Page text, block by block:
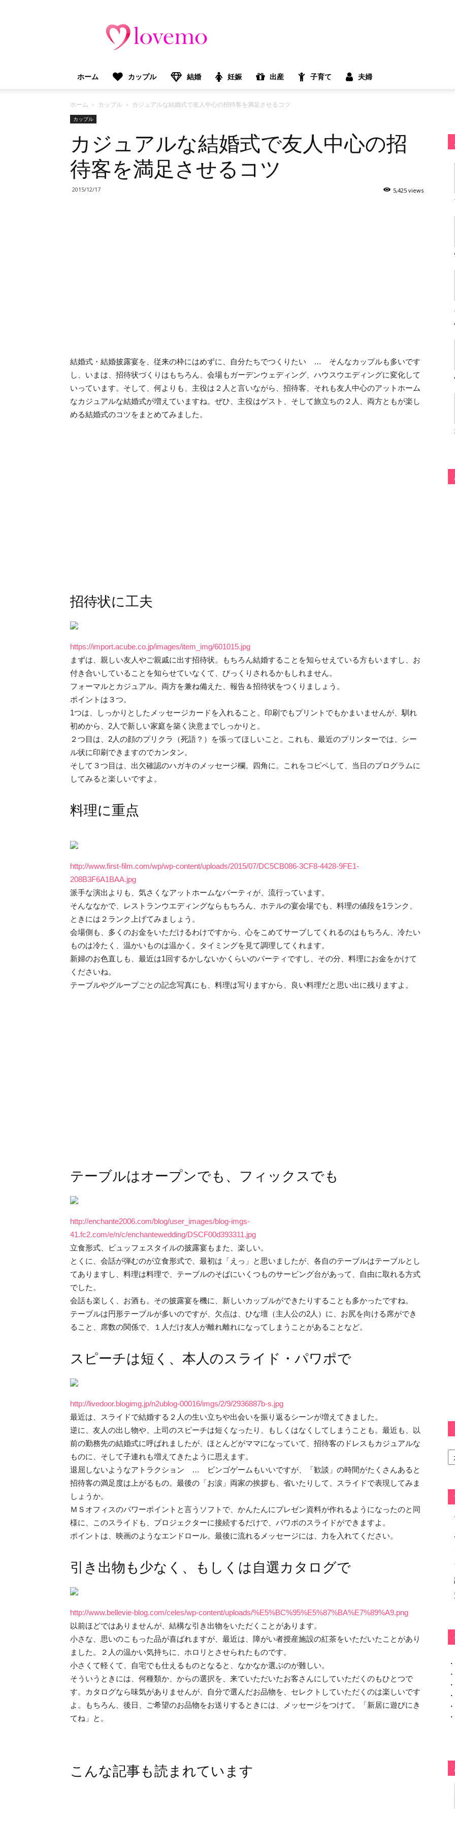
モ）：
プ
マ
マ
向
け
情
報
メ
デ
ィ
ホーム カップル 結婚 妊娠 出産 子育て 夫婦
ホーム カップル カジュアルな結婚式で友人中心の招待客を満足させるコツ
カップル
カジュアルな結婚式で友人中心の招
待客を満足させるコツ
2015/12/17 5,425 views
結婚式・結婚披露宴を、従来の枠にはめずに、自分たちでつくりたい … そんなカップルも多いです
し、いまは、招待状づくりはもちろん、会場もガーデンウェディング、ハウスウエディングに変化して
いっています。そして、何よりも、主役は２人と言いながら、招待客、それも友人中心のアットホーム
なカジュアルな結婚式が増えていますね。ぜひ、主役はゲスト、そして旅立ちの２人、両方ともが楽し
める結婚式のコツをまとめてみました。
招待状に工夫
https://import.acube.co.jp/images/item_img/601015.jpg
まずは、親しい友人やご親戚に出す招待状。もちろん結婚することを知らせえている方もいますし、お
付き合いしていることを知らせていなくて、びっくりされるかもしれません。
フォーマルとカジュアル。両方を兼ね備えた、報告＆招待状をつくりましょう。
ポイントは３つ。
1つは、しっかりとしたメッセージカードを入れること。印刷でもプリントでもかまいませんが、馴れ
初めから、2人で新しい家庭を築く決意までしっかりと。
２つ目は、2人の顔のプリクラ（死語？）を張ってほしいこと。これも、最近のプリンターでは、シー
ル状に印刷できますのでカンタン。
そして３つ目は、出欠確認のハガキのメッセージ欄。四角に。これをコピペして、当日のプログラムに
してみると楽しいですよ。
料理に重点
http://www.first-film.com/wp/wp-content/uploads/2015/07/DC5CB086-3CF8-4428-9FE1-
208B3F6A1BAA.jpg
派手な演出よりも、気さくなアットホームなパーティが、流行っています。
そんななかで、レストランウエディングならもちろん、ホテルの宴会場でも、料理の値段を1ランク、
ときには２ランク上げてみましょう。
会場側も、多くのお金をいただけるわけですから、心をこめてサーブしてくれるのはもちろん、冷たい
ものは冷たく、温かいものは温かく。タイミングを見て調理してくれます。
新婦のお色直しも、最近は1回するかしないかくらいのパーティですし、その分、料理にお金をかけて
くださいね。
テーブルやグループごとの記念写真にも、料理は写りますから、良い料理だと思い出に残りますよ。
テーブルはオープンでも、フィックスでも
http://enchante2006.com/blog/user_images/blog-imgs-
41.fc2.com/e/n/c/enchantewedding/DSCF00d393311.jpg
立食形式、ビュッフェスタイルの披露宴もまた、楽しい。
とくに、会話が弾むのが立食形式で、最初は「えっ」と思いましたが、各自のテーブルはテーブルとし
てありますし、料理は料理で、テーブルのそばにいくつものサービング台があって、自由に取れる方式
でした。
会話も楽しく、お酒も。その披露宴を機に、新しいカップルができたりすることも多かったですね。
テーブルは円形テーブルが多いのですが、欠点は、ひな壇（主人公の2人）に、お尻を向ける席ができ
ること、席数の関係で、１人だけ友人が離れ離れになってしまうことがあることなど。
スピーチは短く、本人のスライド・パワポで
http://livedoor.blogimg.jp/n2ublog-00016/imgs/2/9/2936887b-s.jpg
最近は、スライドで結婚する２人の生い立ちや出会いを振り返るシーンが増えてきました。
逆に、友人の出し物や、上司のスピーチは短くなったり、もしくはなくしてしまうことも。最近も、以
前の勤務先の結婚式に呼ばれましたが、ほとんどがママになっていて、招待客のドレスもカジュアルな
ものに、そして子連れも増えてきたように思えます。
退屈しないようなアトラクション … ビンゴゲームもいいですが、「歓談」の時間がたくさんあると
招待客の満足度は上がるもの。最後の「お涙」両家の挨拶も、省いたりして、スライドで表現してみま
しょうか。
ＭＳオフィスのパワーポイントと言うソフトで、かんたんにプレゼン資料が作れるようになったのと同
様に、このスライドも、プロジェクターに接続するだけで、パワポのスライドができますよ。
ポイントは、映画のようなエンドロール。最後に流れるメッセージには、力を入れてください。
引き出物も少なく、もしくは自選カタログで
http://www.bellevie-blog.com/celes/wp-content/uploads/%E5%BC%95%E5%87%BA%E7%89%A9.png
以前ほどではありませんが、結構な引き出物をいただくことがあります。
小さな、思いのこもった品が喜ばれますが、最近は、障がい者授産施設の紅茶をいただいたことがあり
ました。２人の温かい気持ちに、ホロリとさせられたものです。
小さくて軽くて、自宅でも仕えるものとなると、なかなか選ぶのが難しい。
そういうときには、何種類か、からの選択を、来ていただいたお客さんにしていただくのもひとつで
す。カタログなら味気がありませんが、自分で選んだお品物を、セレクトしていただくのは楽しいです
よ。もちろん、後日、ご希望のお品物をお送りするときには、メッセージをつけて。「新居に遊びにき
てね」と。
こんな記事も読まれています
カ
テ
ー
・
・
・
・
・
・